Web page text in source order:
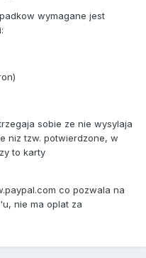
wymagane jest
sobie ze nie wysylaja
niz tzw. potwierdzone, w
to karty
co pozwala na
nie ma oplat za